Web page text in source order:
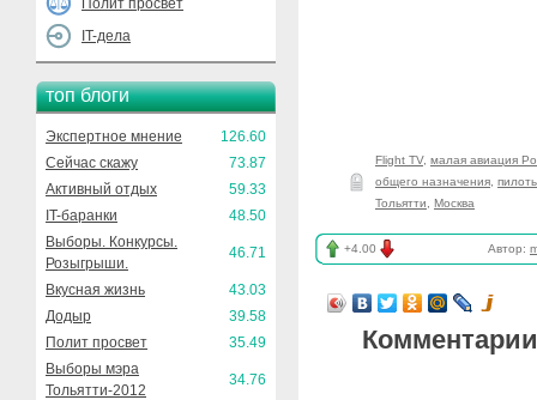
Полит просвет
IT-дела
топ блоги
Экспертное мнение
126.60
Сейчас скажу
73.87
Активный отдых
59.33
IT-баранки
48.50
Выборы. Конкурсы.
Розыгрыши.
46.71
Вкусная жизнь
43.03
Додыр
39.58
Полит просвет
35.49
Выборы мэра
Тольятти-2012
34.76
Flight TV, малая авиация
общего назначения
Тольятти
Москва
+4.00 Автор: